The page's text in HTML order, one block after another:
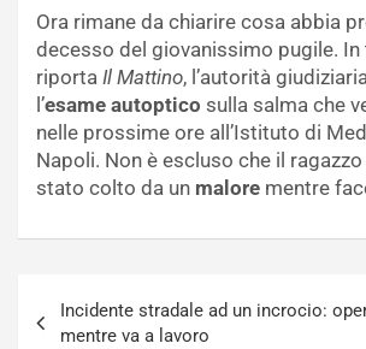
Ora rimane da chiarire cosa abbia
decesso del giovanissimo pugile. In
riporta Il Mattino, l’autorità
l’esame autoptico sulla salma che
nelle prossime ore all’Istituto di
Napoli. Non è escluso che il
stato colto da un malore mentre
articoli
Incidente stradale ad un incrocio:
mentre va a lavoro